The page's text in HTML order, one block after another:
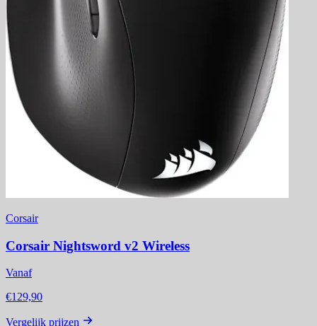
Corsair
Corsair Nightsword v2 Wireless
Vanaf
€129,90
Vergelijk prijzen